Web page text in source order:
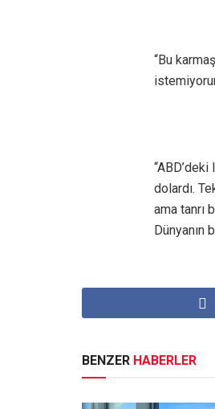
“Bu
dolardı.
ama tanrı
Dünyanın
BENZER HABERLER